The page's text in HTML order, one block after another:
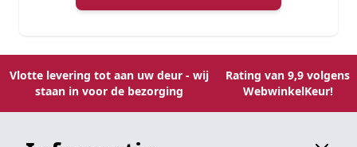
Vlotte levering tot aan uw deur - wij
staan in voor de bezorging
Rating van 9,9 volgens
WebwinkelKeur!